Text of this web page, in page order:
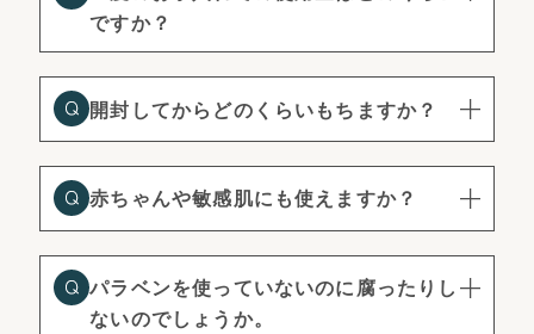
ですか？
開封してからどのくらいもちますか？
赤ちゃんや敏感肌にも使えますか？
パラベンを使っていないのに腐ったりし
ないのでしょうか。